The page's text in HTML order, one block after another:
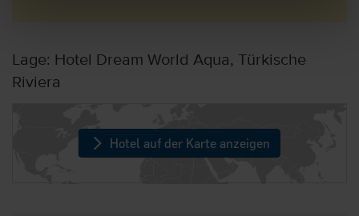
Lage: Hotel Dream World Aqua, Türkische
Riviera
Hotel auf der Karte anzeigen